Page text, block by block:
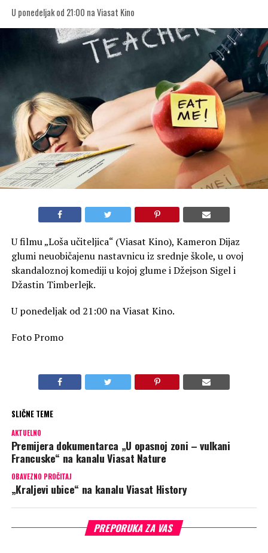
U ponedeljak od 21:00 na Viasat Kino
U filmu „Loša učiteljica“ (Viasat Kino), Kameron Dijaz
glumi neuobičajenu nastavnicu iz srednje škole, u ovoj
skandaloznoj komediji u kojoj glume i Džejson Sigel i
Džastin Timberlejk.
U ponedeljak od 21:00 na Viasat Kino.
Foto Promo
SLIČNE TEME
AKTUELNO
Premijera dokumentarca „U opasnoj zoni – vulkani
Francuske“ na kanalu Viasat Nature
OBAVEZNO PROČITAJ
„Kraljevi ubice“ na kanalu Viasat History
PREPORUKA ZA VAS